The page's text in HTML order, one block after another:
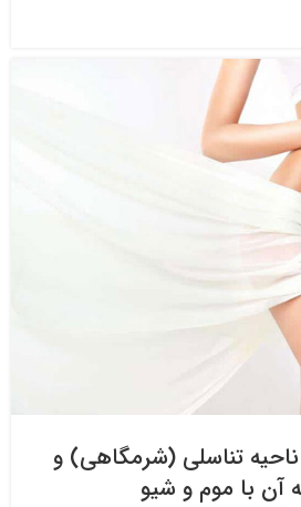
ناحیه تناسلی (شرمگاهی) و
آن با موم و شیو